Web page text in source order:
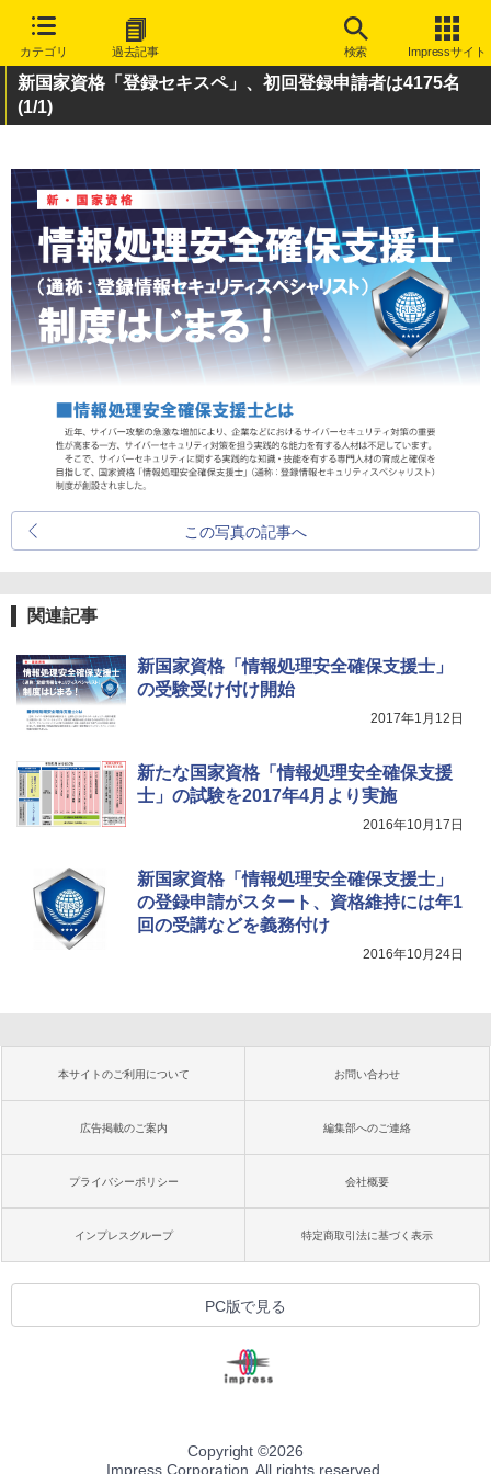
カテゴリ 過去記事 検索 Impressサイト
新国家資格「登録セキスペ」、初回登録申請者は4175名
(1/1)
この写真の記事へ
関連記事
新国家資格「情報処理安全確保支援士」
の受験受け付け開始
2017年1月12日
新たな国家資格「情報処理安全確保支援
士」の試験を2017年4月より実施
2016年10月17日
新国家資格「情報処理安全確保支援士」
の登録申請がスタート、資格維持には年1
回の受講などを義務付け
2016年10月24日
本サイトのご利用について お問い合わせ
広告掲載のご案内 編集部へのご連絡
プライバシーポリシー 会社概要
インプレスグループ 特定商取引法に基づく表示
PC版で見る
Copyright ©2026
Impress Corporation. All rights reserved.